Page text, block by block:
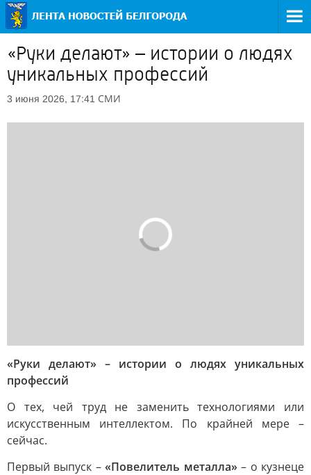
«Руки делают» – истории о людях
уникальных профессий
3 июня 2026, 17:41 СМИ
«Руки делают» – истории о людях уникальных
профессий
О тех, чей труд не заменить технологиями или
искусственным интеллектом. По крайней мере –
сейчас.
Первый выпуск –«Повелитель металла»– о кузнеце